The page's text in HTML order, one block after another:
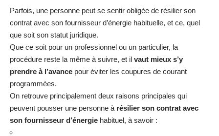
Parfois, une personne peut se sentir obligée de résilier son
contrat avec son fournisseur d’énergie habituelle, et ce, quel
que soit son statut juridique.
Que ce soit pour un professionnel ou un particulier, la
procédure reste la même à suivre, et il vaut mieux s’y
prendre à l’avance pour éviter les coupures de courant
programmées.
On retrouve principalement deux raisons principales qui
peuvent pousser une personne à résilier son contrat avec
son fournisseur d’énergie habituel, à savoir :